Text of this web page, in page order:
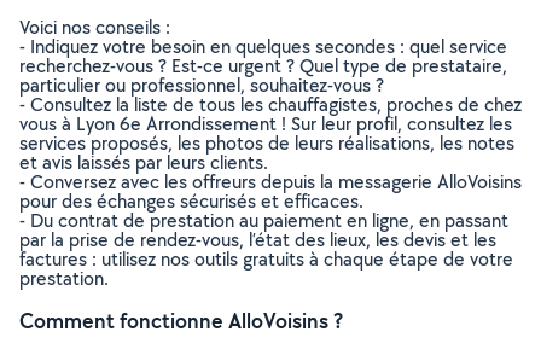
Voici nos conseils :
- Indiquez votre besoin en quelques secondes : quel service
recherchez-vous ? Est-ce urgent ? Quel type de prestataire,
particulier ou professionnel, souhaitez-vous ?
- Consultez la liste de tous les chauffagistes, proches de chez
vous à Lyon 6e Arrondissement ! Sur leur profil, consultez les
services proposés, les photos de leurs réalisations, les notes
et avis laissés par leurs clients.
- Conversez avec les offreurs depuis la messagerie AlloVoisins
pour des échanges sécurisés et efficaces.
- Du contrat de prestation au paiement en ligne, en passant
par la prise de rendez-vous, l’état des lieux, les devis et les
factures : utilisez nos outils gratuits à chaque étape de votre
prestation.
Comment fonctionne AlloVoisins ?